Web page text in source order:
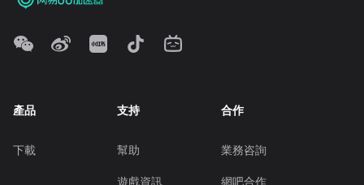
產品
下載
支持
幫助
遊戲資訊
合作
業務咨詢
網吧合作